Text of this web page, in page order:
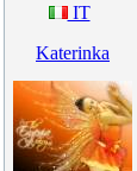
IT
Katerinka